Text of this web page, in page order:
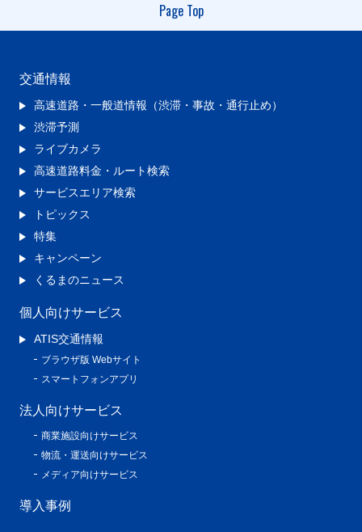
Page Top
交通情報
高速道路・一般道情報（渋滞・事故・通行止め）
渋滞予測
ライブカメラ
高速道路料金・ルート検索
サービスエリア検索
トピックス
特集
キャンペーン
くるまのニュース
個人向けサービス
ATIS交通情報
ブラウザ版 Webサイト
スマートフォンアプリ
法人向けサービス
商業施設向けサービス
物流・運送向けサービス
メディア向けサービス
導入事例